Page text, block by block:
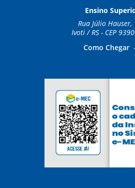
Ensino
Rua Júlio Hauser,
Ivoti / RS - CEP
Como Chegar